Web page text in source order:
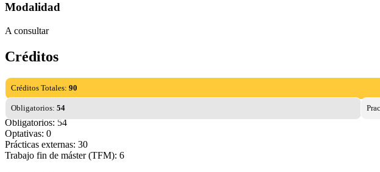
Modalidad
A consultar
Créditos
Créditos Totales: 90
Obligatorios: 54
Obligatorios: 54
Optativas: 0
Prácticas externas: 30
Trabajo fin de máster (TFM): 6